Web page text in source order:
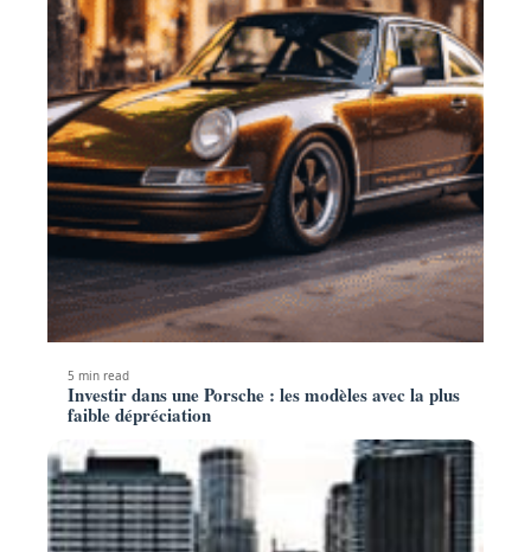
5 min read
Investir dans une Porsche : les modèles avec la plus
faible dépréciation